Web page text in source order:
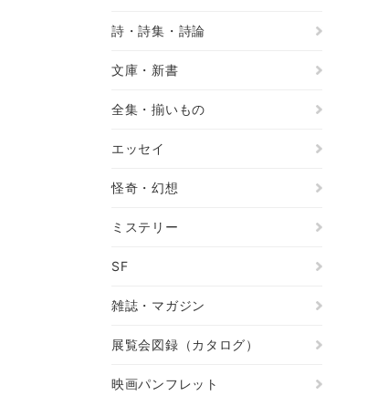
詩・詩集・詩論
文庫・新書
全集・揃いもの
エッセイ
怪奇・幻想
ミステリー
SF
雑誌・マガジン
展覧会図録（カタログ）
映画パンフレット